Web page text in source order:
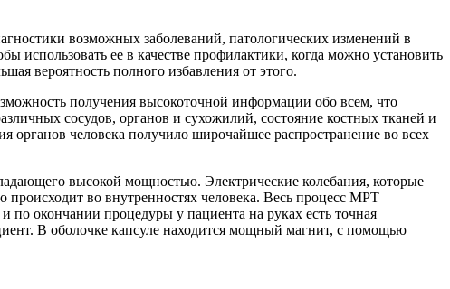
возможных заболеваний, патологических изменений в
использовать ее в качестве профилактики, когда можно установить
вероятность полного избавления от этого.
получения высокоточной информации обо всем, что
сосудов, органов и сухожилий, состояние костных тканей и
органов человека получило широчайшее распространение во всех
высокой мощностью. Электрические колебания, которые
происходит во внутренностях человека. Весь процесс МРТ
по окончании процедуры у пациента на руках есть точная
В оболочке капсуле находится мощный магнит, с помощью